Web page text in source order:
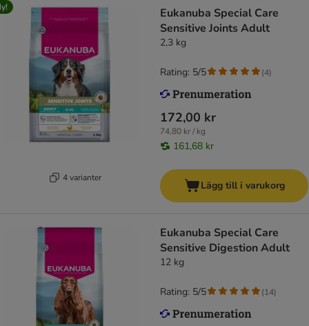
4 varianter
Eukanuba Special Care
Sensitive Joints Adult
2,3 kg
172,00 kr
74,80 kr / kg
161,68 kr
Rating: 5/5 (4)
Lägg till i varukorg
Eukanuba Special Care
Sensitive Digestion Adult
12 kg
Rating: 5/5 (14)